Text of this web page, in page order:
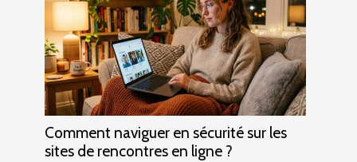
Comment naviguer en sécurité sur les
sites de rencontres en ligne ?